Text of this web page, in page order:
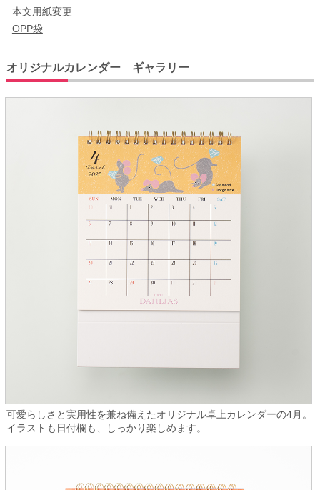
本文用紙変更
OPP袋
オリジナルカレンダー ギャラリー
可愛らしさと実用性を兼ね備えたオリジナル卓上カレンダーの4月。
イラストも日付欄も、しっかり楽しめます。